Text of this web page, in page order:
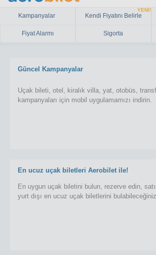
Kampanyalar Kendi Fiyatını Belirle
YENİ!
Fiyat Alarmı Sigorta
Güncel Kampanyalar
Uçak bileti, otel, kiralık villa, yat, otobüs,
kampanyaları için mobil uygulamamızı indirin.
En ucuz uçak biletleri Aerobilet ile!
En uygun uçak biletini bulun, rezerve edin,
yurt dışı en ucuz uçak biletlerini